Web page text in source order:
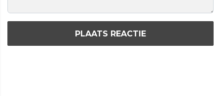
PLAATS REACTIE